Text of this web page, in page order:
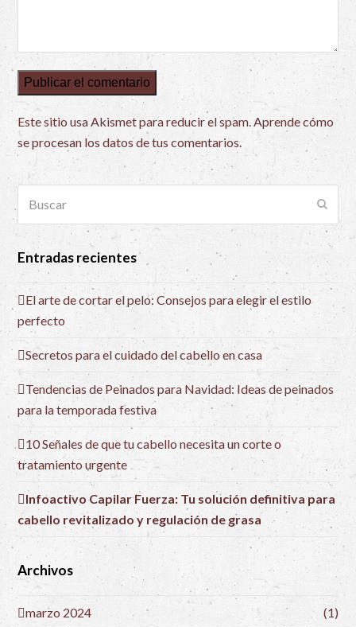
Este sitio usa Akismet para reducir el spam. Aprende cómo
se procesan los datos de tus comentarios.
Entradas recientes
El arte de cortar el pelo: Consejos para elegir el estilo
perfecto
Secretos para el cuidado del cabello en casa
Tendencias de Peinados para Navidad: Ideas de peinados
para la temporada festiva
10 Señales de que tu cabello necesita un corte o
tratamiento urgente
Infoactivo Capilar Fuerza: Tu solución definitiva para
cabello revitalizado y regulación de grasa
Archivos
marzo 2024 (1)